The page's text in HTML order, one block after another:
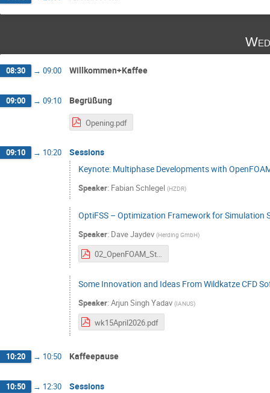
08:30 → 09:00 Willkommen+Kaffee
09:00 → 09:10 Begrüßung
Opening.pdf
09:10 → 10:20
Sessions
Keynote: Multiphase Developments with
Speaker: Fabian Schlegel (HZDR)
OptiFSS – Optimization Framework for Simulation
Speaker: Dave Jaydev (Herding GmbH)
02_OpenFOAM_Stamtisch_2026_OptiFS_Dave_.pdf
Some Innovation and Ideas From Wildkatze CFD
Speaker: Arjun Singh Yadav (IANUS)
wk15April2026.pdf
10:20 → 10:50 Kaffeepause
10:50 → 12:30
Sessions